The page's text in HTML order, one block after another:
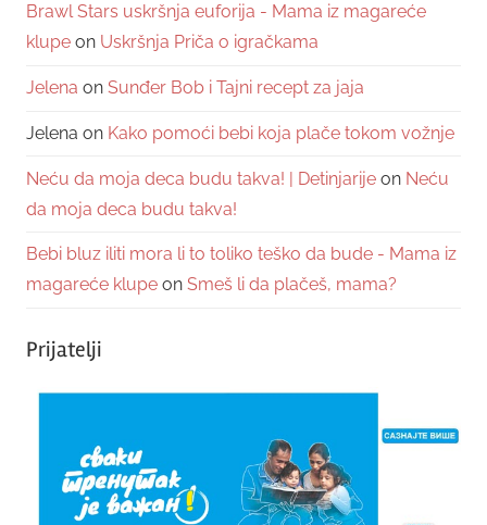
Brawl Stars uskršnja euforija - Mama iz magareće
klupe on Uskršnja Priča o igračkama
Jelena on Sunđer Bob i Tajni recept za jaja
Jelena on Kako pomoći bebi koja plače tokom vožnje
Neću da moja deca budu takva! | Detinjarije on Neću
da moja deca budu takva!
Bebi bluz iliti mora li to toliko teško da bude - Mama iz
magareće klupe on Smeš li da plačeš, mama?
Prijatelji